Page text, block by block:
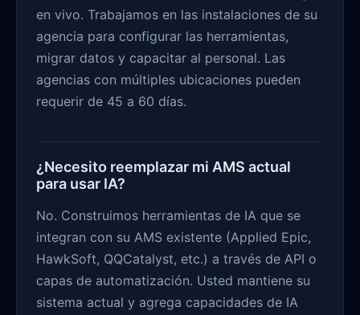
en vivo. Trabajamos en las instalaciones de su
agencia para configurar las herramientas,
migrar datos y capacitar al personal. Las
agencias con múltiples ubicaciones pueden
requerir de 45 a 60 días.
¿Necesito reemplazar mi AMS actual
para usar IA?
No. Construimos herramientas de IA que se
integran con su AMS existente (Applied Epic,
HawkSoft, QQCatalyst, etc.) a través de API o
capas de automatización. Usted mantiene su
sistema actual y agrega capacidades de IA